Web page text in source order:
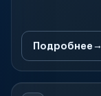
Подробнее